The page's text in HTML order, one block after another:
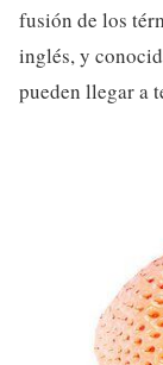
fusión de los
inglés, y
pueden llegar a